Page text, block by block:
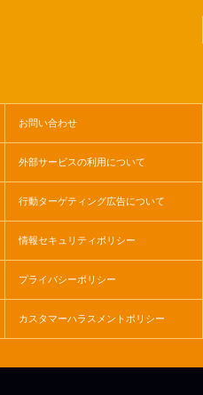
お問い合わせ
外部サービスの利用について
行動ターゲティング広告について
情報セキュリティポリシー
プライバシーポリシー
カスタマーハラスメントポリシー